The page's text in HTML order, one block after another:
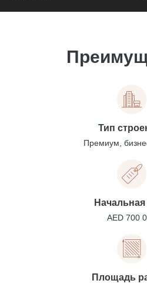
Тип
Премиум,
AED 700
Площадь